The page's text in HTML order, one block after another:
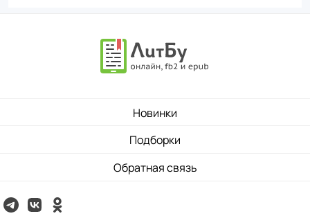
Новинки
Подборки
Обратная связь